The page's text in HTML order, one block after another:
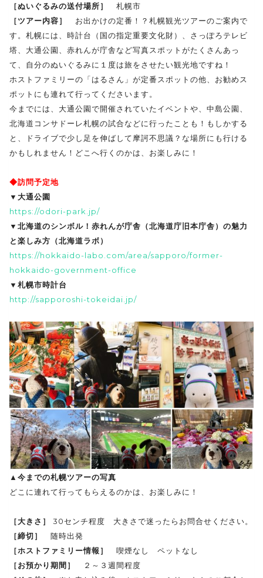
［ぬいぐるみの送付場所］
札幌市
［ツアー内容］
お出かけの定番！？札幌観光ツアーのご案内で
す。札幌には、時計台（国の指定重要文化財）、さっぽろテレビ
塔、大通公園、赤れんが庁舎など写真スポットがたくさんあっ
て、自分のぬいぐるみに１度は旅をさせたい観光地ですね！
ホストファミリーの「はるさん」が定番スポットの他、お勧めス
ポットにも連れて行ってくださいます。
今までには、大通公園で開催されていたイベントや、中島公園、
北海道コンサドーレ札幌の試合などに行ったことも！もしかする
と、ドライブで少し足を伸ばして摩訶不思議？な場所にも行ける
かもしれません！どこへ行くのかは、お楽しみに！
◆訪問予定地
▼大通公園
https://odori-park.jp/
▼北海道のシンボル！赤れんが庁舎（北海道庁旧本庁舎）の魅力
と楽しみ方（北海道ラボ）
https://hokkaido-labo.com/area/sapporo/former-
hokkaido-government-office
▼札幌市時計台
http://sapporoshi-tokeidai.jp/
▲今までの札幌ツアーの写真
どこに連れて行ってもらえるのかは、お楽しみに！
［大きさ］
30センチ程度 大きさで迷ったらお問合せください。
［締切］
随時出発
［ホストファミリー情報］
喫煙なし ペットなし
［お預かり期間］
２～３週間程度